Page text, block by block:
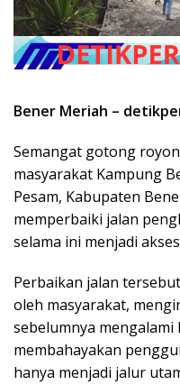
Bener Meriah –
Semangat gotong
masyarakat Kampung
Pesam, Kabupaten
memperbaiki jalan
selama ini menjadi
Perbaikan jalan
oleh masyarakat,
sebelumnya
membahayakan
hanya menjadi jalur